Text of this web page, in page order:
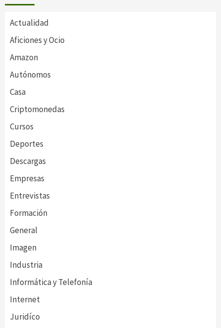
Actualidad
Aficiones y Ocio
Amazon
Autónomos
Casa
Criptomonedas
Cursos
Deportes
Descargas
Empresas
Entrevistas
Formación
General
Imagen
Industria
Informática y Telefonía
Internet
Juridíco